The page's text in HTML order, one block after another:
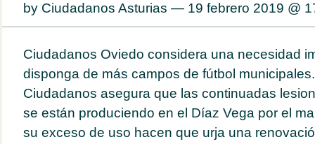
by Ciudadanos Asturias — 19 febrero 2019 @
Ciudadanos Oviedo considera una necesidad
disponga de más campos de fútbol
Ciudadanos asegura que las continuadas
se están produciendo en el Díaz Vega por el
su exceso de uso hacen que urja una